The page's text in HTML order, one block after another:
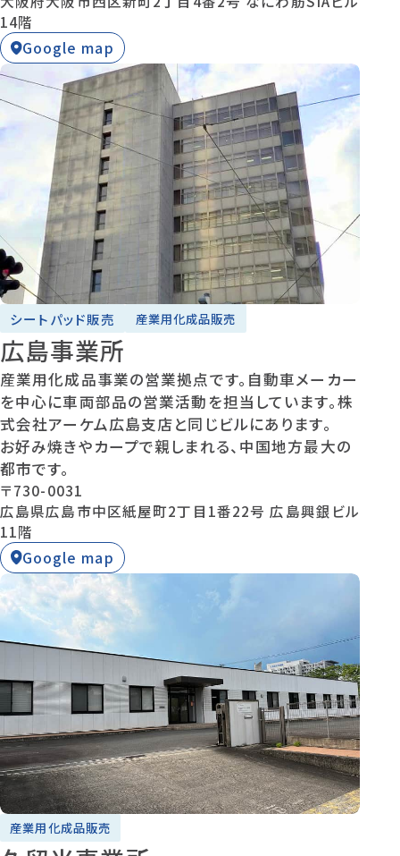
14階
Google map
シートパッド販売 産業用化成品販売
広島事業所
産業用化成品事業の営業拠点です。自動車メーカー
を中心に車両部品の営業活動を担当しています。株
式会社アーケム広島支店と同じビルにあります。
お好み焼きやカープで親しまれる、中国地方最大の
都市です。
〒730-0031
広島県広島市中区紙屋町2丁目1番22号 広島興銀ビル
11階
Google map
産業用化成品販売